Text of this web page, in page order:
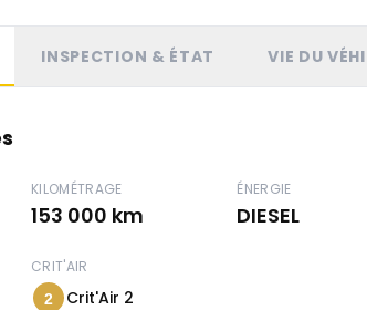
INSPECTION & ÉTAT VIE DU
KILOMÉTRAGE
153 000 km
ÉNERGIE
DIESEL
CRIT'AIR
2 Crit'Air 2